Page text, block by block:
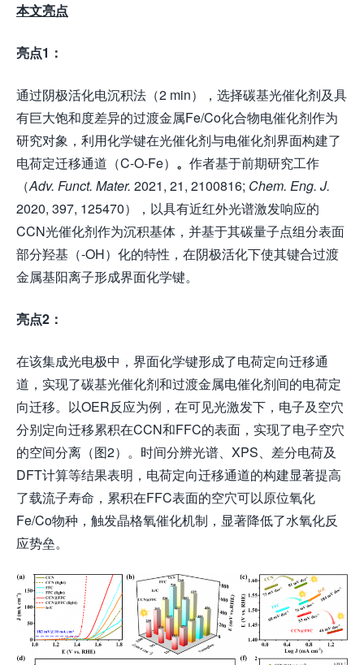
本文亮点
亮点1：
通过阴极活化电沉积法（2 min），选择碳基光催化剂及具
有巨大饱和度差异的过渡金属Fe/Co化合物电催化剂作为
研究对象，利用化学键在光催化剂与电催化剂界面构建了
电荷定迁移通道（C-O-Fe） 。 作者基于前期研究工作
（Adv. Funct. Mater. 2021, 21, 2100816; Chem. Eng. J.
2020, 397, 125470），以具有近红外光谱激发响应的
CCN光催化剂作为沉积基体，并基于其碳量子点组分表面
部分羟基（-OH）化的特性，在阴极活化下使其键合过渡
金属基阳离子形成界面化学键。
亮点2 ：
在该集成光电极中，界面化学键形成了电荷定向迁移通
道，实现了碳基光催化剂和过渡金属电催化剂间的电荷定
向迁移。以OER反应为例，在可见光激发下，电子及空穴
分别定向迁移累积在CCN和FFC的表面，实现了电子空穴
的空间分离（图2）。时间分辨光谱、XPS、差分电荷及
DFT计算等结果表明，电荷定向迁移通道的构建显著提高
了载流子寿命，累积在FFC表面的空穴可以原位氧化
Fe/Co物种，触发晶格氧催化机制，显著降低了水氧化反
应势垒。